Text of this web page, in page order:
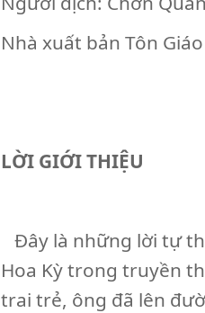
Nhà xuất bản Tôn Giáo
LỜI GIỚI THIỆU
Đây là những lời tự
Hoa Kỳ trong truyền
trai trẻ, ông đã lên